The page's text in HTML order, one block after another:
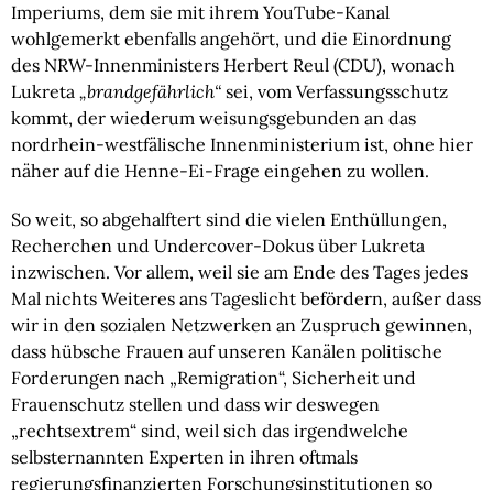
Imperiums, dem sie mit ihrem YouTube-Kanal
wohlgemerkt ebenfalls angehört, und die Einordnung
des NRW-Innenministers Herbert Reul (CDU), wonach
Lukreta „brandgefährlich“ sei, vom Verfassungsschutz
kommt, der wiederum weisungsgebunden an das
nordrhein-westfälische Innenministerium ist, ohne hier
näher auf die Henne-Ei-Frage eingehen zu wollen.
So weit, so abgehalftert sind die vielen Enthüllungen,
Recherchen und Undercover-Dokus über Lukreta
inzwischen. Vor allem, weil sie am Ende des Tages jedes
Mal nichts Weiteres ans Tageslicht befördern, außer dass
wir in den sozialen Netzwerken an Zuspruch gewinnen,
dass hübsche Frauen auf unseren Kanälen politische
Forderungen nach „Remigration“, Sicherheit und
Frauenschutz stellen und dass wir deswegen
„rechtsextrem“ sind, weil sich das irgendwelche
selbsternannten Experten in ihren oftmals
regierungsfinanzierten Forschungsinstitutionen so